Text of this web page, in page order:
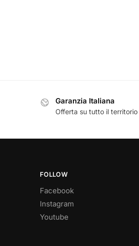
Garanzia Italiana
Offerta su tutto il territorio
FOLLOW
Facebook
Instagram
Youtube